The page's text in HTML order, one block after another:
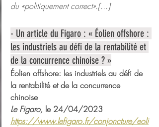
du «politiquement correct».[...]
- Un article du Figaro : « Éolien offshore :
les industriels au défi de la rentabilité et
de la concurrence chinoise ? »
Éolien offshore: les industriels au défi de
la rentabilité et de la concurrence
chinoise
Le Figaro, le 24/04/2023
https://www.lefigaro.fr/conjoncture/eoli